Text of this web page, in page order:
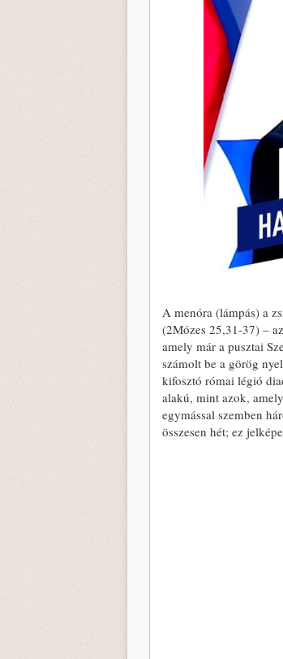
A menóra (lámpás) a
(2Mózes 25,31-37) –
amely már a pusztai
számolt be a görög
kifosztó római légió
alakú, mint azok,
egymással szemben
összesen hét; ez